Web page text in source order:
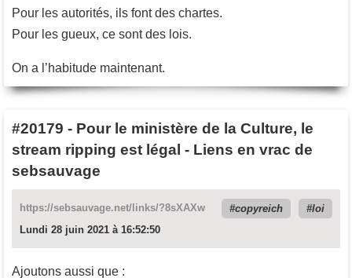
Pour les autorités, ils font des chartes.
Pour les gueux, ce sont des lois.
On a l’habitude maintenant.
#20179 - Pour le ministère de la Culture, le
stream ripping est légal - Liens en vrac de
sebsauvage
https://sebsauvage.net/links/?8sXAXw copyreich
loi
Lundi 28 juin 2021 à 16:52:50
Ajoutons aussi que :